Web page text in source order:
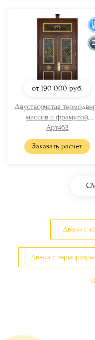
от 190 000 руб.
Двустворчатая
массив с фрамугой,
стеклом, ковкой и
отбойниками
Арт463
Заказать расчет
Двери с
Двери с